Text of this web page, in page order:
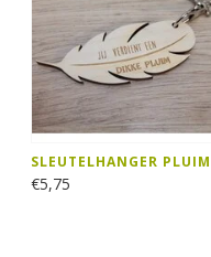
SLEUTELHANGER PLUIM
€5,75